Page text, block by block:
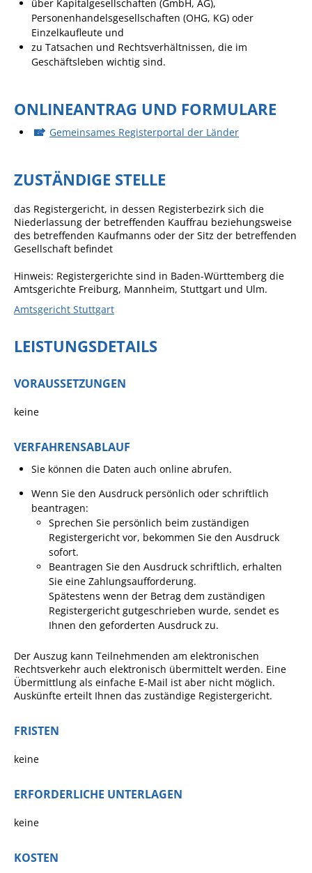
Sportstätten
Veranstaltungsgebäude
Freiwillige Feuerwehr
Häckselplatz
Friedhof
Kommunale
Wärmeplanung
Netzmonitor der NetzeBW
Infokalender
Zahlen & Fakten
Wirtschaft + Handel
Online-Bürgerportal
Bürgerservice
Behördenwegweiser
Lebenslagen
Leistungen - Service BW
Neubürgerinfos
Formulare
Mängelmeldung online
Winterdienst
Selbstbestimmung
über Kapitalgesellschaften (GmbH, AG),
Personenhandelsgesellschaften (OHG, KG) oder
Einzelkaufleute und
zu Tatsachen und Rechtsverhältnissen, die im
Geschäftsleben wichtig sind.
ONLINEANTRAG UND FORMULARE
Gemeinsames Registerportal der Länder
ZUSTÄNDIGE STELLE
das Registergericht, in dessen Registerbezirk sich die
Niederlassung der betreffenden Kauffrau beziehungsweise
des betreffenden Kaufmanns oder der Sitz der betreffenden
Gesellschaft befindet
Hinweis: Registergerichte sind in Baden-Württemberg die
Amtsgerichte Freiburg, Mannheim, Stuttgart und Ulm.
Amtsgericht Stuttgart
LEISTUNGSDETAILS
VORAUSSETZUNGEN
keine
VERFAHRENSABLAUF
Sie können die Daten auch online abrufen.
Wenn Sie den Ausdruck persönlich oder schriftlich
beantragen:
Sprechen Sie persönlich beim zuständigen
Registergericht vor, bekommen Sie den Ausdruck
sofort.
Beantragen Sie den Ausdruck schriftlich, erhalten
Sie eine Zahlungsaufforderung.
Spätestens wenn der Betrag dem zuständigen
Registergericht gutgeschrieben wurde, sendet es
Ihnen den geforderten Ausdruck zu.
Der Auszug kann Teilnehmenden am elektronischen
Rechtsverkehr auch elektronisch übermittelt werden. Eine
Übermittlung als einfache E-Mail ist aber nicht möglich.
Auskünfte erteilt Ihnen das zuständige Registergericht.
FRISTEN
keine
ERFORDERLICHE UNTERLAGEN
keine
KOSTEN